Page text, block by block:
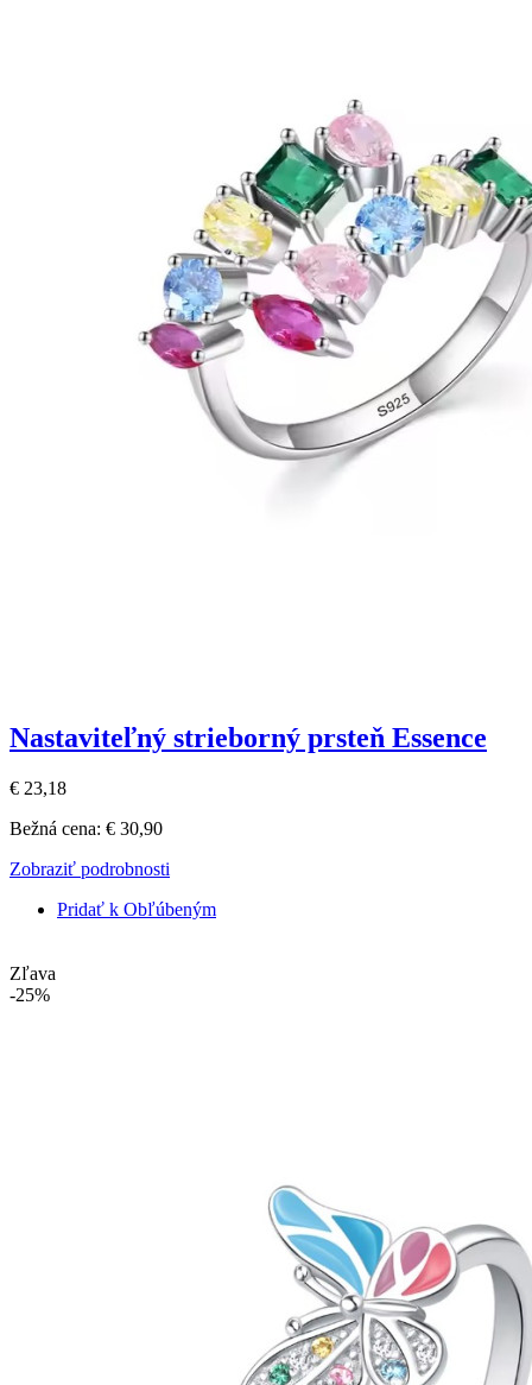
Nastaviteľný strieborný prsteň Essence
€ 23,18
Bežná cena: € 30,90
Zobraziť podrobnosti
Pridať k Obľúbeným
Zľava
-25%